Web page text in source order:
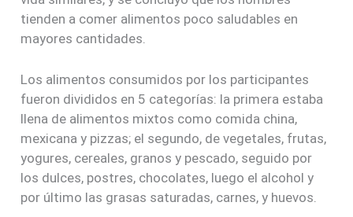
tienden a comer alimentos poco saludables en
mayores cantidades.
Los alimentos consumidos por los participantes
fueron divididos en 5 categorías: la primera estaba
llena de alimentos mixtos como comida china,
mexicana y pizzas; el segundo, de vegetales, frutas,
yogures, cereales, granos y pescado, seguido por
los dulces, postres, chocolates, luego el alcohol y
por último las grasas saturadas, carnes, y huevos.